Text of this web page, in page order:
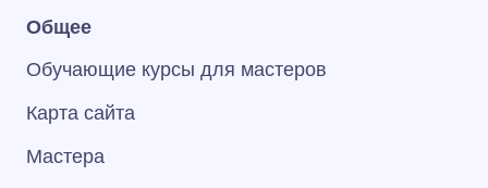
Общее
Обучающие курсы для мастеров
Карта сайта
Мастера